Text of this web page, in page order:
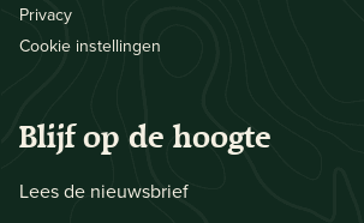
Privacy
Cookie instellingen
Blijf op de hoogte
Lees de nieuwsbrief